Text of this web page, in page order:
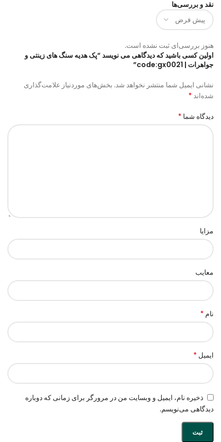
نقد و بررسی‌ها
هنوز بررسی‌ای ثبت نشده است.
اولین کسی باشید که دیدگاهی می نویسد “پک هدیه سنگ های زینتی و
جواهرات | code:gx0021”
نشانی ایمیل شما منتشر نخواهد شد. بخش‌های موردنیاز علامت‌گذاری
شده‌اند *
دیدگاه شما *
مزایا
معایب
نام *
ایمیل *
ذخیره نام، ایمیل و وبسایت من در مرورگر برای زمانی که دوباره
دیدگاهی می‌نویسم.